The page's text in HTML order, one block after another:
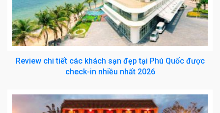
Review chi tiết các khách sạn đẹp tại Phú Quốc được
check-in nhiều nhất 2026